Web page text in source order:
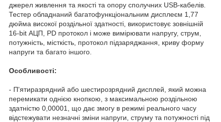
джерел живлення та якості та опору сполучних USB-кабелів.
Тестер обладнаний багатофункціональним дисплеєм 1,77
дюйма високої роздільної здатності, використовує зовнішній
16-bit АЦП, PD протокол і може вимірювати напругу, струм,
потужність, місткість, протокол підзаряджання, криву форму
напруги та багато іншого.
Особливості:
- П'ятиразрядний або шестирозрядний дисплей, який можна
перемикати однією кнопкою, з максимальною роздільною
здатністю 0,00001, що дає змогу в режимі реального часу
відстежувати незначні зміни напруги, струму та потужності під